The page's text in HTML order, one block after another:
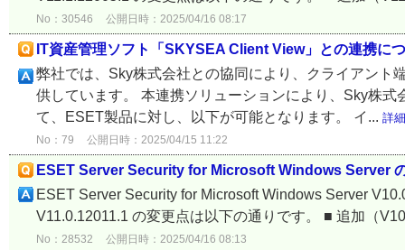
No：30546 公開日時：2025/04/16 08:17
IT資産管理ソフト「SKYSEA Client View」との連携に
弊社では、Sky株式会社との協同により、クライアント
供しています。 本連携ソリューションにより、Sky株
て、ESET製品に対し、以下が可能となります。 イ... 詳
No：79 公開日時：2025/04/15 11:22
ESET Server Security for Microsoft Windows Server
ESET Server Security for Microsoft Windows Server
V11.0.12011.1 の変更点は以下の通りです。 ■ 追加（
No：28532 公開日時：2025/04/16 08:13